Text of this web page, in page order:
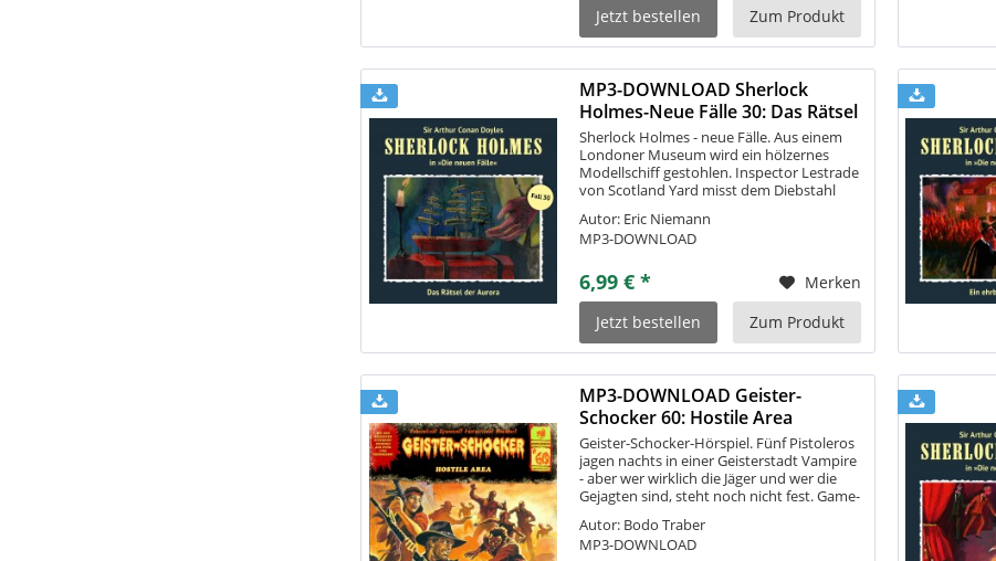
Jetzt bestellen
Zum Produkt
MP3-DOWNLOAD Sherlock
Holmes-Neue Fälle 30: Das Rätsel
der Aurora
Sherlock Holmes - neue Fälle. Aus einem
Londoner Museum wird ein hölzernes
Modellschiff gestohlen. Inspector Lestrade
von Scotland Yard misst dem Diebstahl
der ehemalige Eigentümer des Schiffes...
Autor: Eric Niemann
MP3-DOWNLOAD
6,99 € *
Merken
Jetzt bestellen
Zum Produkt
MP3-DOWNLOAD Geister-
Schocker 60: Hostile Area
Geister-Schocker-Hörspiel. Fünf Pistoleros
jagen nachts in einer Geisterstadt Vampire
- aber wer wirklich die Jäger und wer die
Gejagten sind, steht noch nicht fest. Game-
Little Bit Crazy und drei...
Autor: Bodo Traber
MP3-DOWNLOAD